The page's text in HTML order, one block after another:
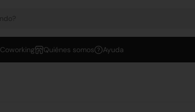
Coworking Quiénes somos Ayuda